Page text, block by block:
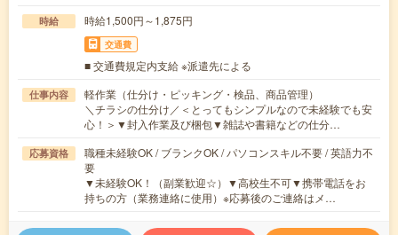
時給 時給1,500円～1,875円
交通費
■ 交通費規定内支給 ※派遣先による
仕事内容
軽作業（仕分け・ピッキング・検品、商品管理）
＼チラシの仕分け／＜とってもシンプルなので未経験でも安
心！＞▼封入作業及び梱包▼雑誌や書籍などの仕分…
応募資格
職種未経験OK / ブランクOK / パソコンスキル不要 / 英語力不
要
▼未経験OK！（副業歓迎☆）▼高校生不可▼携帯電話をお
持ちの方（業務連絡に使用）※応募後のご連絡はメ…